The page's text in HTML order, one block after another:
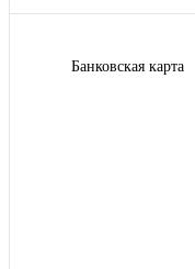
Банковская карта